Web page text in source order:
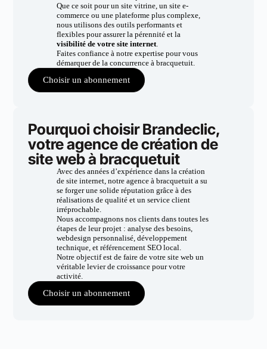
Que ce soit pour un site vitrine, un site e-
commerce ou une plateforme plus complexe,
nous utilisons des outils performants et
flexibles pour assurer la pérennité et la
visibilité de votre site internet.
Faites confiance à notre expertise pour vous
démarquer de la concurrence à bracquetuit.
Choisir un abonnement
Pourquoi choisir Brandeclic,
votre agence de création de
site web à bracquetuit
Avec des années d’expérience dans la création
de site internet, notre agence à bracquetuit a su
se forger une solide réputation grâce à des
réalisations de qualité et un service client
irréprochable.
Nous accompagnons nos clients dans toutes les
étapes de leur projet : analyse des besoins,
webdesign personnalisé, développement
technique, et référencement SEO local.
Notre objectif est de faire de votre site web un
véritable levier de croissance pour votre
activité.
Choisir un abonnement